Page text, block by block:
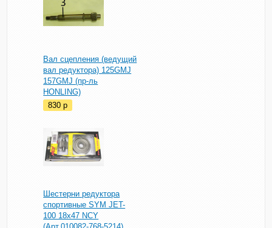
Вал сцепления (ведущий
вал редуктора) 125GMJ
157GMJ (пр-ль
HONLING)
830p
Шестерни редуктора
спортивные SYM JET-
100 18x47 NCY